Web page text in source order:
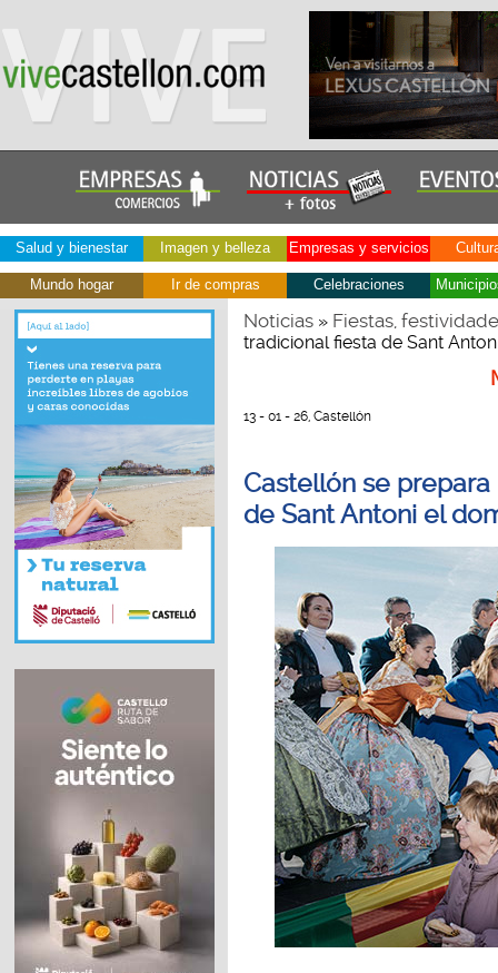
Salud y bienestar Imagen y belleza Empresas y servicios
Mundo hogar Ir de compras Celebraciones
Noticias» Fiestas,
tradicional fiesta de Sant
13 - 01 - 26, Castellón
Castellón se
de Sant Antoni el